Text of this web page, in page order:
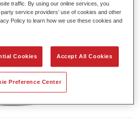
traffic. By using our online services, you
service providers’ use of cookies and other
Policy to learn how we use these cookies and
Cookies Accept All Cookies
Preference Center